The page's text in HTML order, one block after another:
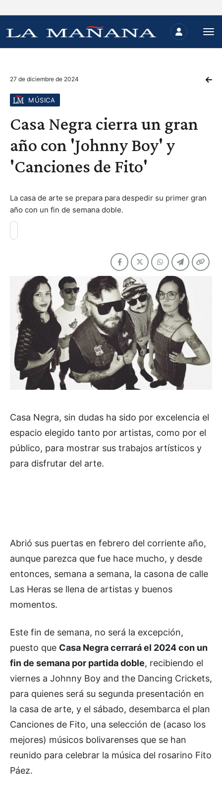
27 de diciembre de 2024
MÚSICA
Casa Negra cierra un gran
año con 'Johnny Boy' y
'Canciones de Fito'
La casa de arte se prepara para despedir su primer gran
año con un fin de semana doble.
Casa Negra, sin dudas ha sido por excelencia el
espacio elegido tanto por artistas, como por el
público, para mostrar sus trabajos artísticos y
para disfrutar del arte.
Abrió sus puertas en febrero del corriente año,
aunque parezca que fue hace mucho, y desde
entonces, semana a semana, la casona de calle
Las Heras se llena de artistas y buenos
momentos.
Este fin de semana, no será la excepción,
puesto que Casa Negra cerrará el 2024 con un
fin de semana por partida doble, recibiendo el
viernes a Johnny Boy and the Dancing Crickets,
para quienes será su segunda presentación en
la casa de arte, y el sábado, desembarca el plan
Canciones de Fito, una selección de (acaso los
mejores) músicos bolivarenses que se han
reunido para celebrar la música del rosarino Fito
Páez.